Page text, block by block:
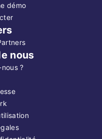
démo
nous
?